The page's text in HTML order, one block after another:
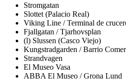
Stromgatan
Slottet (Palacio Real)
Viking Line / Terminal de
Fjallgatan / Tjarhovsplan
(l) Slussen (Casco Viejo)
Kungstradgarden / Barrio
Strandvagen
El Museo Vasa
ABBA El Museo / Grona Lund